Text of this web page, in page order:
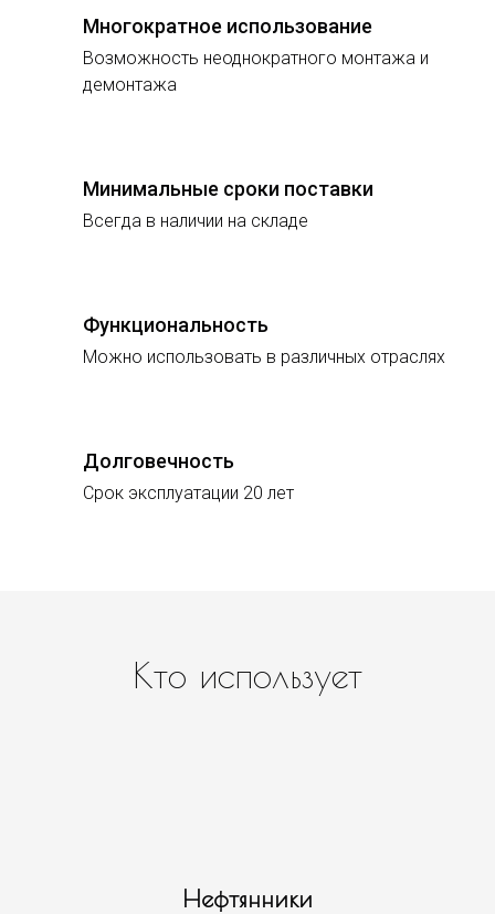
Многократное использование
Возможность неоднократного монтажа и
демонтажа
Минимальные сроки поставки
Всегда в наличии на складе
Функциональность
Можно использовать в различных отраслях
Долговечность
Срок эксплуатации 20 лет
Кто использует
Нефтянники